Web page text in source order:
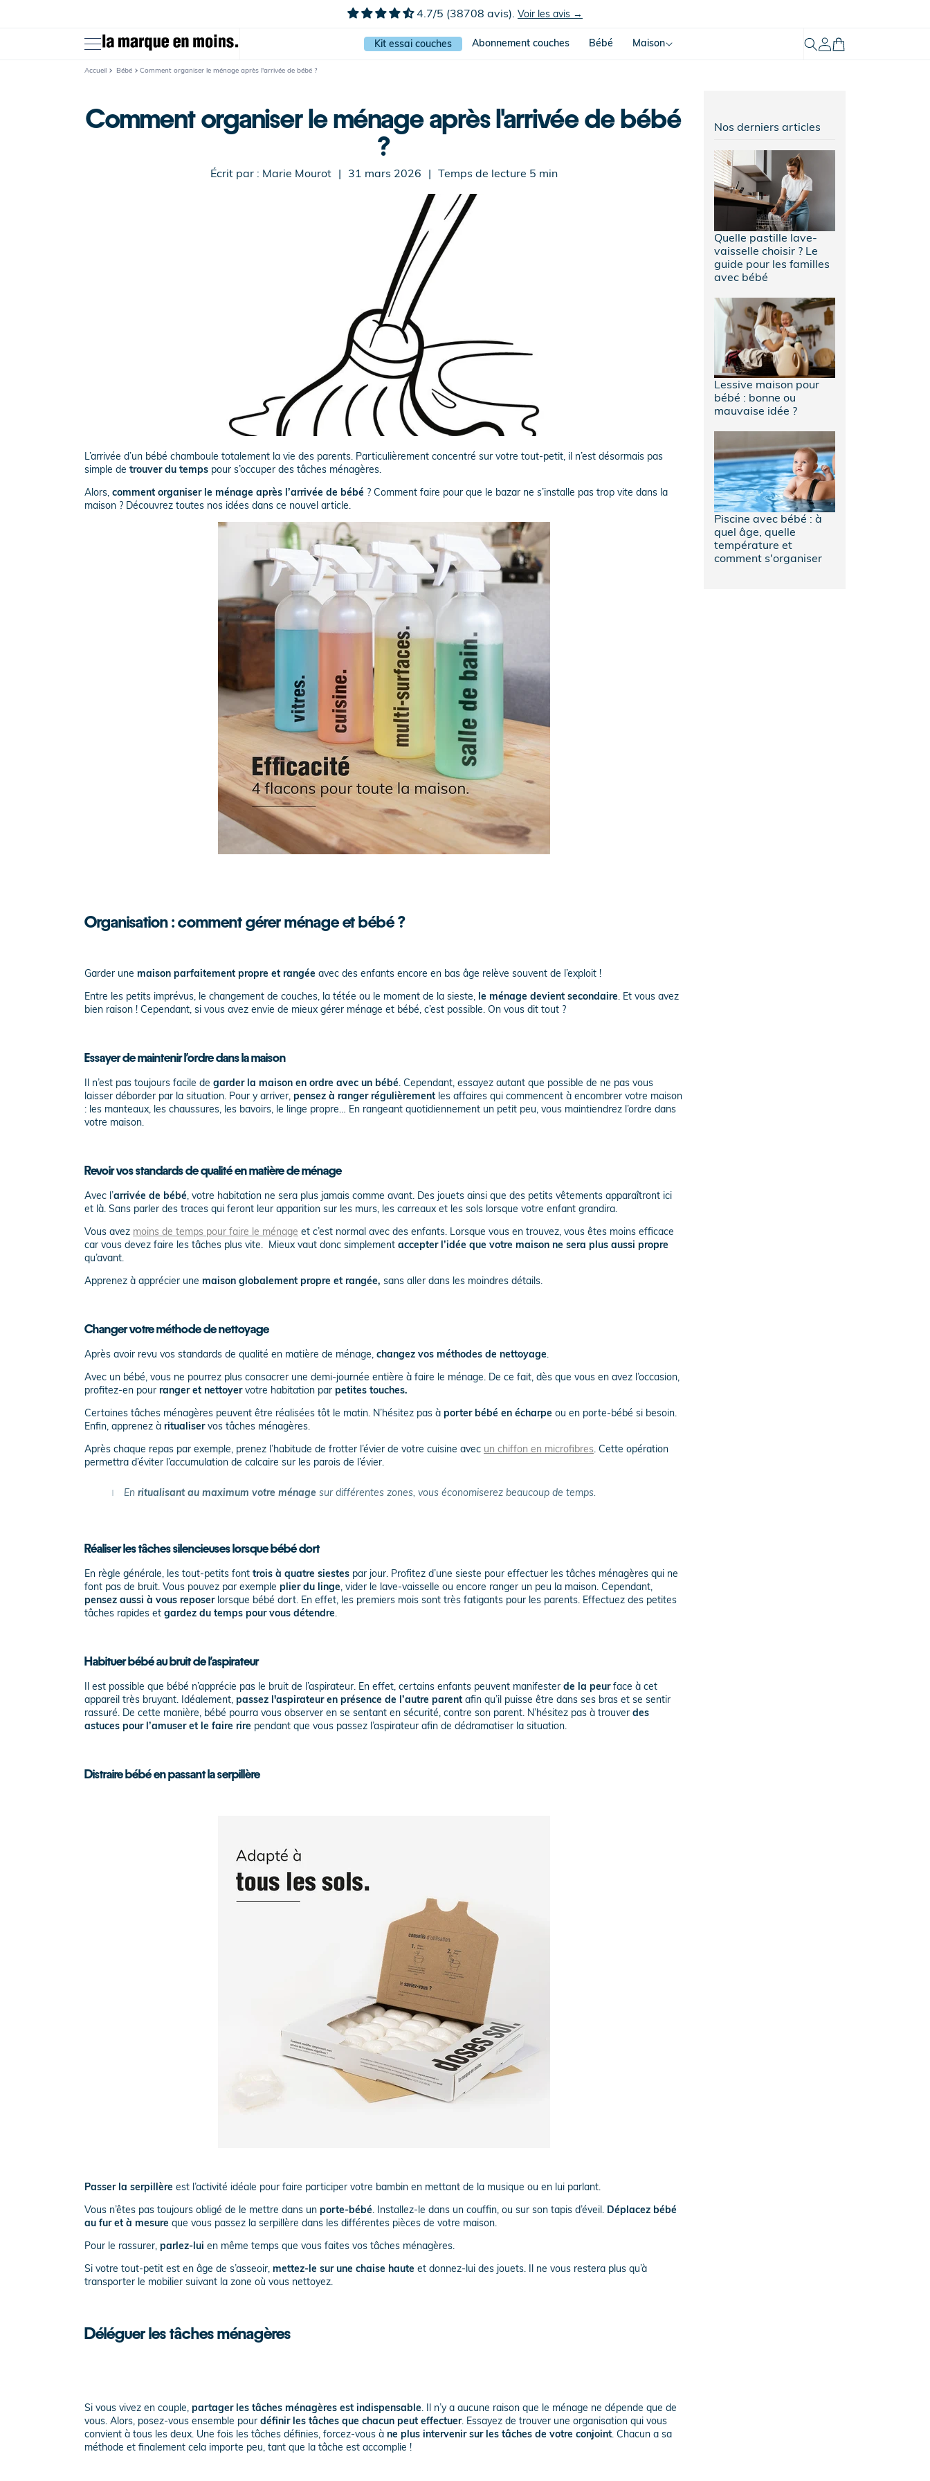
4.7/5 (38708 avis). Voir les avis →
Kit essai couches Abonnement couches Bébé Maison
Mon
compte
Panier
Accueil Bébé Comment organiser le ménage après l'arrivée de bébé ?
Comment organiser le ménage après l'arrivée de bébé
?
Écrit par : Marie Mourot | 31 mars 2026 | Temps de lecture 5 min
L’arrivée d’un bébé chamboule totalement la vie des parents. Particulièrement concentré sur votre tout-petit, il n’est désormais pas
simple de trouver du temps pour s’occuper des tâches ménagères.
Alors, comment organiser le ménage après l’arrivée de bébé ? Comment faire pour que le bazar ne s’installe pas trop vite dans la
maison ? Découvrez toutes nos idées dans ce nouvel article.
Organisation : comment gérer ménage et bébé ?
Garder une maison parfaitement propre et rangée avec des enfants encore en bas âge relève souvent de l’exploit !
Entre les petits imprévus, le changement de couches, la tétée ou le moment de la sieste, le ménage devient secondaire. Et vous avez
bien raison ! Cependant, si vous avez envie de mieux gérer ménage et bébé, c’est possible. On vous dit tout ?
Essayer de maintenir l’ordre dans la maison
Il n’est pas toujours facile de garder la maison en ordre avec un bébé. Cependant, essayez autant que possible de ne pas vous
laisser déborder par la situation. Pour y arriver, pensez à ranger régulièrement les affaires qui commencent à encombrer votre maison
: les manteaux, les chaussures, les bavoirs, le linge propre… En rangeant quotidiennement un petit peu, vous maintiendrez l’ordre dans
votre maison.
Revoir vos standards de qualité en matière de ménage
Avec l’arrivée de bébé, votre habitation ne sera plus jamais comme avant. Des jouets ainsi que des petits vêtements apparaîtront ici
et là. Sans parler des traces qui feront leur apparition sur les murs, les carreaux et les sols lorsque votre enfant grandira.
Vous avez moins de temps pour faire le ménage et c’est normal avec des enfants. Lorsque vous en trouvez, vous êtes moins efficace
car vous devez faire les tâches plus vite. Mieux vaut donc simplement accepter l’idée que votre maison ne sera plus aussi propre
qu’avant.
Apprenez à apprécier une maison globalement propre et rangée, sans aller dans les moindres détails.
Changer votre méthode de nettoyage
Après avoir revu vos standards de qualité en matière de ménage, changez vos méthodes de nettoyage.
Avec un bébé, vous ne pourrez plus consacrer une demi-journée entière à faire le ménage. De ce fait, dès que vous en avez l’occasion,
profitez-en pour ranger et nettoyervotre habitation par petites touches.
Certaines tâches ménagères peuvent être réalisées tôt le matin. N’hésitez pas à porter bébé en écharpe ou en porte-bébé si besoin.
Enfin, apprenez à ritualiservos tâches ménagères.
Après chaque repas par exemple, prenez l’habitude de frotter l’évier de votre cuisine avec un chiffon en microfibres. Cette opération
permettra d’éviter l’accumulation de calcaire sur les parois de l’évier.
En ritualisant au maximum votre ménage sur différentes zones, vous économiserez beaucoup de temps.
Réaliser les tâches silencieuses lorsque bébé dort
En règle générale, les tout-petits font trois à quatre siestes par jour. Profitez d’une sieste pour effectuer les tâches ménagères qui ne
font pas de bruit. Vous pouvez par exemple plier du linge, vider le lave-vaisselle ou encore ranger un peu la maison. Cependant,
pensez aussi à vous reposerlorsque bébé dort. En effet, les premiers mois sont très fatigants pour les parents. Effectuez des petites
tâches rapides et gardez du temps pour vous détendre.
Habituer bébé au bruit de l’aspirateur
Il est possible que bébé n’apprécie pas le bruit de l’aspirateur. En effet, certains enfants peuvent manifester de la peurface à cet
appareil très bruyant. Idéalement, passez l'aspirateur en présence de l’autre parent afin qu’il puisse être dans ses bras et se sentir
rassuré. De cette manière, bébé pourra vous observer en se sentant en sécurité, contre son parent. N’hésitez pas à trouver des
astuces pour l’amuser et le faire rire pendant que vous passez l’aspirateur afin de dédramatiser la situation.
Distraire bébé en passant la serpillère
Passer la serpillère est l’activité idéale pour faire participer votre bambin en mettant de la musique ou en lui parlant.
Vous n’êtes pas toujours obligé de le mettre dans un porte-bébé. Installez-le dans un couffin, ou sur son tapis d’éveil. Déplacez bébé
au fur et à mesure que vous passez la serpillère dans les différentes pièces de votre maison.
Pour le rassurer, parlez-lui en même temps que vous faites vos tâches ménagères.
Si votre tout-petit est en âge de s’asseoir, mettez-le sur une chaise haute et donnez-lui des jouets. Il ne vous restera plus qu’à
transporter le mobilier suivant la zone où vous nettoyez.
Déléguer les tâches ménagères
Si vous vivez en couple, partager les tâches ménagères est indispensable. Il n’y a aucune raison que le ménage ne dépende que de
vous. Alors, posez-vous ensemble pour définir les tâches que chacun peut effectuer. Essayez de trouver une organisation qui vous
convient à tous les deux. Une fois les tâches définies, forcez-vous à ne plus intervenir sur les tâches de votre conjoint. Chacun a sa
méthode et finalement cela importe peu, tant que la tâche est accomplie !
Nos derniers articles
Quelle pastille lave-
vaisselle choisir ? Le
guide pour les familles
avec bébé
Lessive maison pour
bébé : bonne ou
mauvaise idée ?
Piscine avec bébé : à
quel âge, quelle
température et
comment s'organiser